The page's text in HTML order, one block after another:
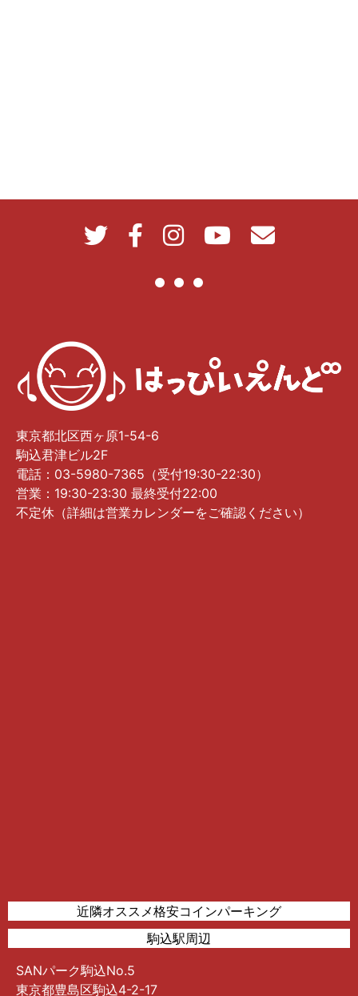
東京都北区西ヶ原1-54-6
駒込君津ビル2F
電話：03-5980-7365（受付19:30-22:30）
営業：19:30-23:30 最終受付22:00
不定休（詳細は営業カレンダーをご確認ください）
近隣オススメ格安コインパーキング
駒込駅周辺
SANパーク駒込No.5
東京都豊島区駒込4-2-17